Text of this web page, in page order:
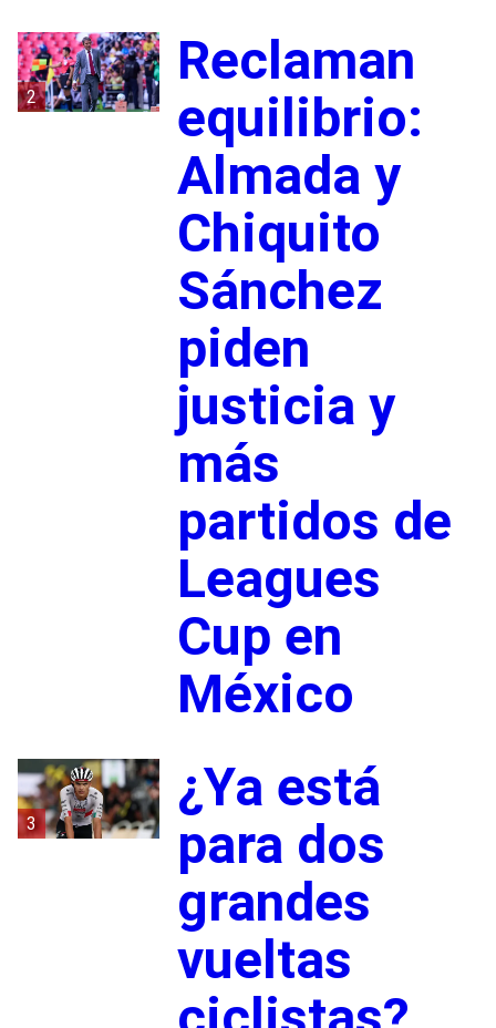
2
Reclaman
equilibrio:
Almada y
Chiquito
Sánchez
piden
justicia y
más
partidos de
Leagues
Cup en
México
3
¿Ya está
para dos
grandes
vueltas